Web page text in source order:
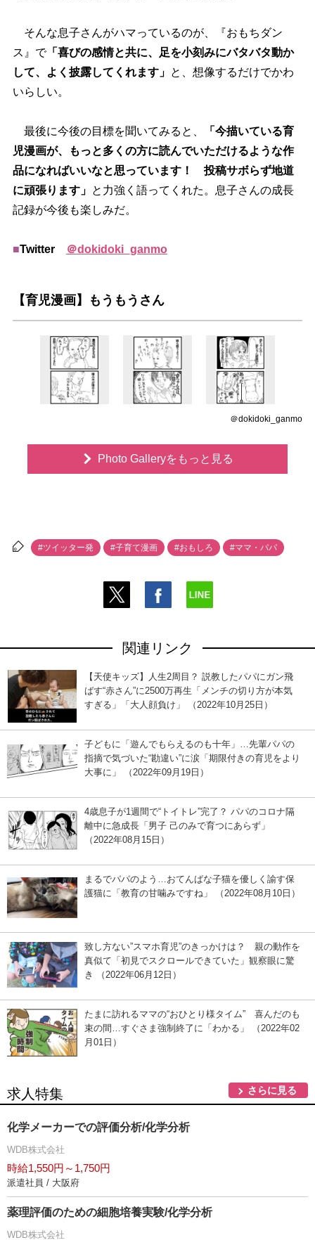
そんな息子さんがハマっているのが、『おもちダン
ス』で「喜びの感情と共に、足を小刻みにバタバタ動か
して、よく披露してくれます」 と、想像するだけでかわ
いらしい。
最後に今後の目標を聞いてみると、
「今描いている育
児漫画が、もっと多くの方に読んでいただけるような作
品になればいいなと思っています！ 投稿サボらず地道
に頑張ります」 と力強く語ってくれた。息子さんの成長
記録が今後も楽しみだ。
■Twitter ＠dokidoki_ganmo
【育児漫画】もうもうさん
＠dokidoki_ganmo
Photo Galleryをもっと見る
#ツイッター発 #子育て漫画 #おもしろ #ママ・パパ
関連リンク
【天使キッズ】人生2周目？ 説教したパパにガン飛
ばす“赤さん”に2500万再生「メンチの切り方が本気
すぎる」「大人顔負け」 （2022年10月25日）
子どもに「遊んでもらえるのも十年」…先輩パパの
指摘で気づいた“勘違い”に涙「期限付きの育児をより
大事に」 （2022年09月19日）
4歳息子が1週間で“トイトレ”完了？ パパのコロナ隔
離中に急成長「男子 己のみで育つにあらず」
（2022年08月15日）
まるでパパのよう…おてんばな子猫を優しく諭す保
護猫に「教育の甘噛みですね」 （2022年08月10日）
致し方ない”スマホ育児”のきっかけは？ 親の動作を
真似て「初見でスクロールできていた」観察眼に驚
き （2022年06月12日）
たまに訪れるママの“おひとり様タイム” 喜んだのも
束の間…すぐさま強制終了に「わかる」 （2022年02
月01日）
求人特集 さらに見る
化学メーカーでの評価分析/化学分析
WDB株式会社
時給1,550円～1,750円
派遣社員 / 大阪府
薬理評価のための細胞培養実験/化学分析
WDB株式会社